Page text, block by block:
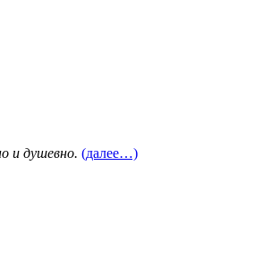
и душевно. (далее…)